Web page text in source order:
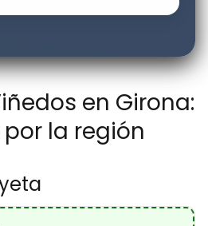
en Girona:
la región